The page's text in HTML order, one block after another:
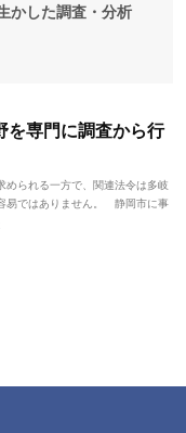
かした調査・分析
を専門に調査から行
られる一方で、関連法令は多岐
易ではありません。 静岡市に事